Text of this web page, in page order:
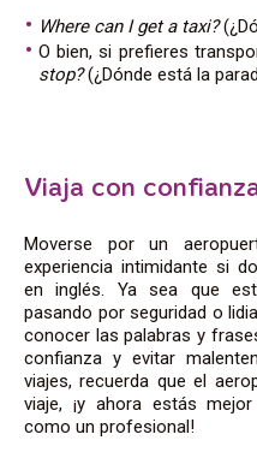
Where can I get a taxi?
O bien, si prefieres
stop?(¿Dónde está la
Viaja con
Moverse por un
experiencia intimidante si
en inglés. Ya sea que
pasando por seguridad o
conocer las palabras y
confianza y evitar
viajes, recuerda que el
viaje, ¡y ahora estás
como un profesional!